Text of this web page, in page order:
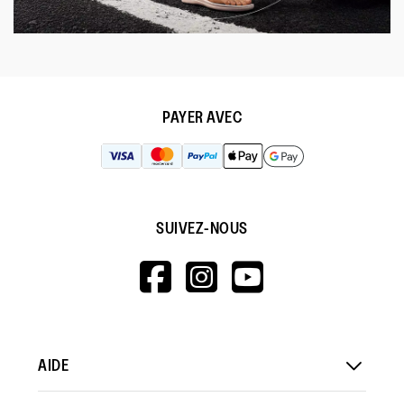
PAYER AVEC
SUIVEZ-NOUS
HTTPS://
HTTPS://
AIDE